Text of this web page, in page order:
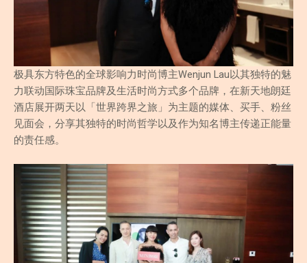
极具东方特色的全球影响力时尚博主Wenjun Lau以其独特的魅
力联动国际珠宝品牌及生活时尚方式多个品牌，在新天地朗廷
酒店展开两天以「世界跨界之旅」为主题的媒体、买手、粉丝
见面会，分享其独特的时尚哲学以及作为知名博主传递正能量
的责任感。